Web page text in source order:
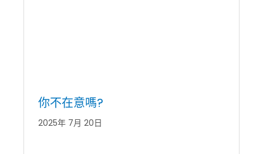
你不在意嗎?
2025年 7月 20日